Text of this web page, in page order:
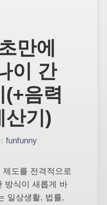
만에
이 간
(+음력
산기)
funfunny
제도를 전격적으로
방식이 새롭게 바
일상생활, 법률,